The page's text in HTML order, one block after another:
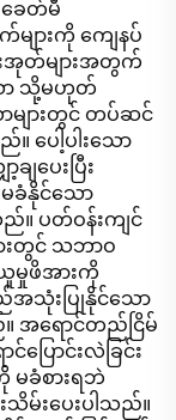
ခေတ်မီ
ျားကို ကျေနပ်
တ်များအတွက်
ော သို့မဟုတ်
ာများတွင် တပ်ဆင်
ပေါ့ပါးသော
ပေးပြီး
ခံနိုင်သော
။ ပတ်ဝန်းကျင်
းတွင် သဘာဝ
ယူမှုဖိအားကို
ည်အသုံးပြုနိုင်သော
။ အရောင်တည်ငြိမ်
ပြောင်းလဲခြင်း
မခံစားရဘဲ
မ်းပေးပါသည်။